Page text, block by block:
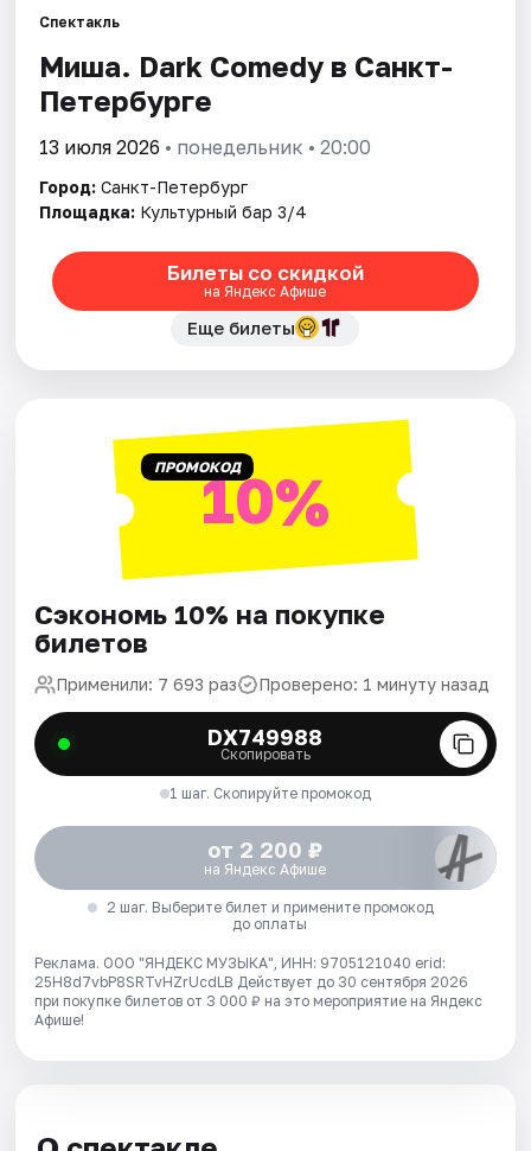
Города
Площадки
Рейтинги
Спектакль
Миша. Dark Comedy в Санкт-
Петербурге
13 июля 2026 • понедельник • 20:00
Город: Санкт-Петербург
Площадка: Культурный бар 3/4
Билеты со скидкой
на Яндекс Афише
Еще билеты
ПРОМОКОД10%
Сэкономь 10% на покупке
билетов
Применили: 7 693 раз Проверено: 1 минуту назад
DX749988
Скопировать
1 шаг. Скопируйте промокод
от 2 200 ₽
на Яндекс Афише
2 шаг. Выберите билет и примените промокод
до оплаты
Реклама. ООО "ЯНДЕКС МУЗЫКА", ИНН: 9705121040 erid:
25H8d7vbP8SRTvHZrUcdLB Действует до 30 сентября 2026
при покупке билетов от 3 000 ₽ на это мероприятие на Яндекс
Афише!